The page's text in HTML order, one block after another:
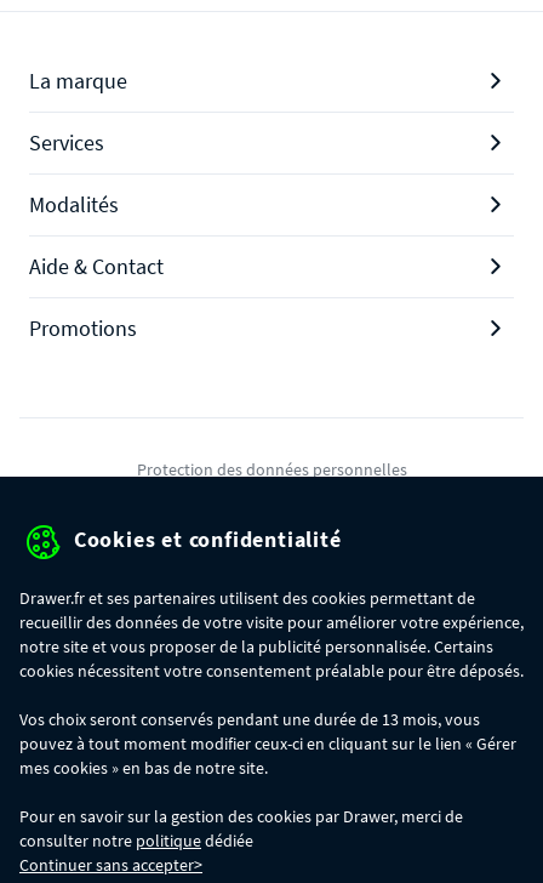
La marque
Services
Modalités
Aide & Contact
Promotions
Protection des données personnelles
Gérer mes cookies
commande :
- 30€ sur votre commande dès 300€ d'achat, avec le code BIKINI30
- 50€ sur votre commande dès 500€ d'achat, avec le code BIKINI50
Les codes BIKINI30, BIKINI50 et BIKINI100 ne sont valables que sur
www.drawer.fr; ils ne sont pas cumulables entre eux, ni avec d'autres codes
promotionnels. La remise se calculera automatiquement dans votre panier
lors de la saisie du code adéquat.
Cookies et confidentialité
Drawer.fr et ses partenaires utilisent des cookies permettant de
recueillir des données de votre visite pour améliorer votre expérience,
notre site et vous proposer de la publicité personnalisée. Certains
cookies nécessitent votre consentement préalable pour être déposés.
Vos choix seront conservés pendant une durée de 13 mois, vous
pouvez à tout moment modifier ceux-ci en cliquant sur le lien « Gérer
mes cookies » en bas de notre site.
Pour en savoir sur la gestion des cookies par Drawer, merci de
consulter notre politiquedédiée
Continuer sans accepter>